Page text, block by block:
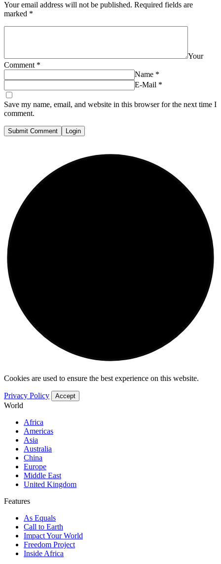
Your email address will not be published. Required fields are
marked *
Your
Comment *
Name *
E-Mail *
Save my name, email, and website in this browser for the next time I
comment.
Submit Comment Login
Cookies are used to ensure the best experience on this website.
Privacy Policy Accept
World
Africa
Americas
Asia
Australia
China
Europe
Middle East
United Kingdom
Features
As Equals
Call to Earth
Impact Your World
Freedom Project
Inside Africa